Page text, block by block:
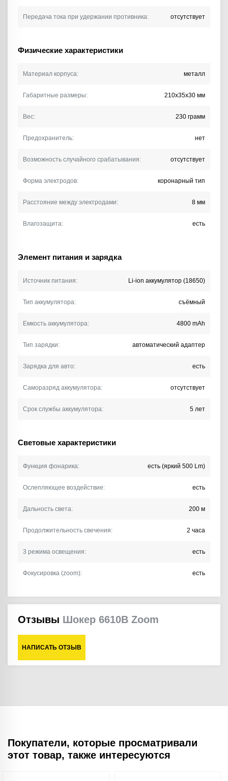
Передача тока при удержании противника: отсутствует
Физические характеристики
Материал корпуса: металл
Габаритные размеры: 210х35х30 мм
Вес: 230 грамм
Предохранитель: нет
Возможность случайного срабатывания: отсутствует
Форма электродов: коронарный тип
Расстояние между электродами: 8 мм
Влагозащита: есть
Элемент питания и зарядка
Источник питания: Li-ion аккумулятор (18650)
Тип аккумулятора: съёмный
Емкость аккумулятора: 4800 mAh
Тип зарядки: автоматический адаптер
Зарядка для авто: есть
Саморазряд аккумулятора: отсутствует
Срок службы аккумулятора: 5 лет
Световые характеристики
Функция фонарика: есть (яркий 500 Lm)
Ослепляющее воздействие: есть
Дальность света: 200 м
Продолжительность свечения: 2 часа
3 режима освещения: есть
Фокусировка (zoom): есть
Отзывы Шокер 6610B Zoom
НАПИСАТЬ ОТЗЫВ
Покупатели, которые просматривали
этот товар, также интересуются